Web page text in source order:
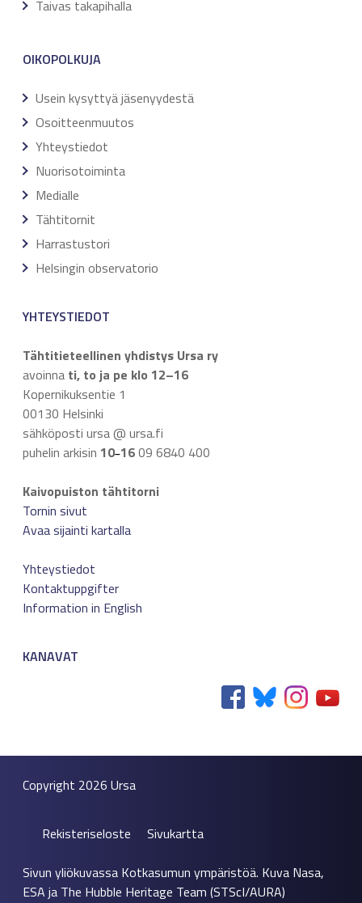
Taivas takapihalla
OIKOPOLKUJA
Usein kysyttyä jäsenyydestä
Osoitteenmuutos
Yhteystiedot
Nuorisotoiminta
Medialle
Tähtitornit
Harrastustori
Helsingin observatorio
YHTEYSTIEDOT
Tähtitieteellinen yhdistys Ursa ry
avoinna ti, to ja pe klo 12–16
Kopernikuksentie 1
00130 Helsinki
sähköposti ursa @ ursa.fi
puhelin arkisin 10–1609 6840 400
Kaivopuiston tähtitorni
Tornin sivut
Avaa sijainti kartalla
Yhteystiedot
Kontaktuppgifter
Information in English
KANAVAT
Copyright 2026 Ursa
Rekisteriseloste
Sivukartta
Sivun yliökuvassa Kotkasumun ympäristöä. Kuva Nasa,
ESA ja The Hubble Heritage Team (STScI/AURA)